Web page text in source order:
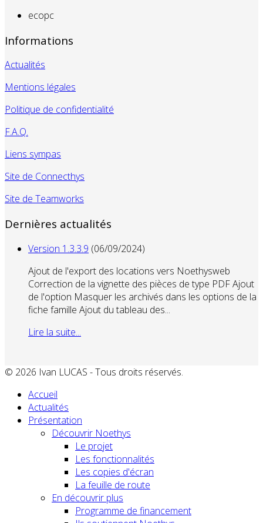
ecopc
Informations
Actualités
Mentions légales
Politique de confidentialité
F.A.Q.
Liens sympas
Site de Connecthys
Site de Teamworks
Dernières actualités
Version 1.3.3.9 (06/09/2024)
Ajout de l'export des locations vers Noethysweb
Correction de la vignette des pièces de type PDF Ajout
de l'option Masquer les archivés dans les options de la
fiche famille Ajout du tableau des...
Lire la suite...
© 2026 Ivan LUCAS - Tous droits réservés.
Accueil
Actualités
Présentation
Découvrir Noethys
Le projet
Les fonctionnalités
Les copies d'écran
La feuille de route
En découvrir plus
Programme de financement